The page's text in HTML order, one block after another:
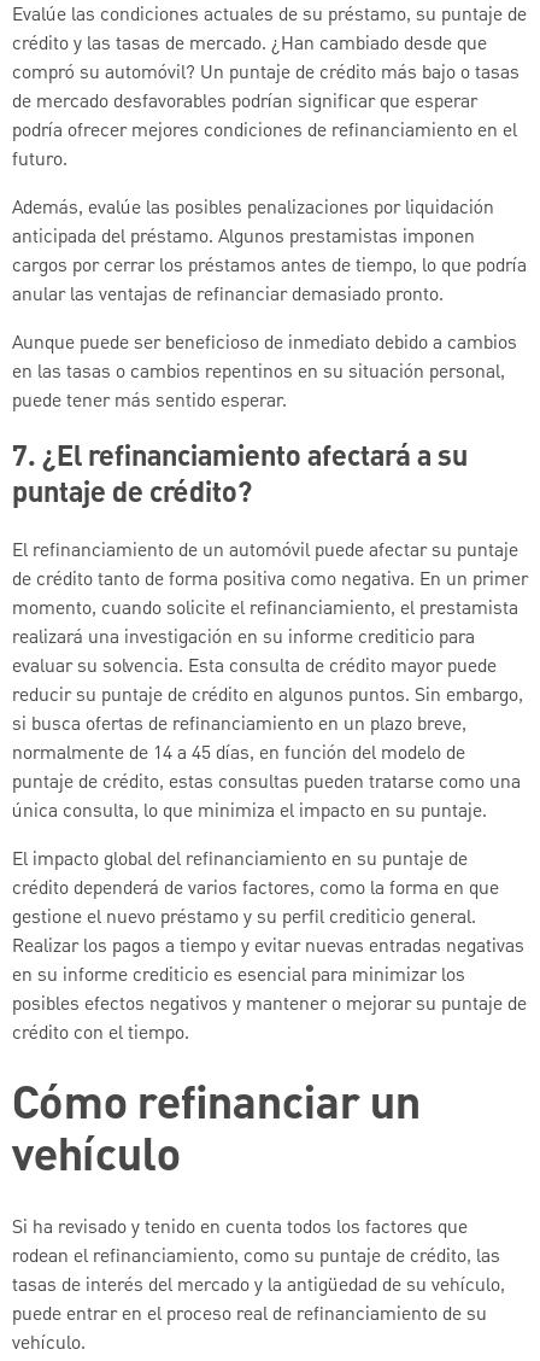
Evalúe las condiciones actuales de su préstamo, su puntaje de
crédito y las tasas de mercado. ¿Han cambiado desde que
compró su automóvil? Un puntaje de crédito más bajo o tasas
de mercado desfavorables podrían significar que esperar
podría ofrecer mejores condiciones de refinanciamiento en el
futuro.
Además, evalúe las posibles penalizaciones por liquidación
anticipada del préstamo. Algunos prestamistas imponen
cargos por cerrar los préstamos antes de tiempo, lo que podría
anular las ventajas de refinanciar demasiado pronto.
Aunque puede ser beneficioso de inmediato debido a cambios
en las tasas o cambios repentinos en su situación personal,
puede tener más sentido esperar.
7. ¿El refinanciamiento afectará a su
puntaje de crédito?
El refinanciamiento de un automóvil puede afectar su puntaje
de crédito tanto de forma positiva como negativa. En un primer
momento, cuando solicite el refinanciamiento, el prestamista
realizará una investigación en su informe crediticio para
evaluar su solvencia. Esta consulta de crédito mayor puede
reducir su puntaje de crédito en algunos puntos. Sin embargo,
si busca ofertas de refinanciamiento en un plazo breve,
normalmente de 14 a 45 días, en función del modelo de
puntaje de crédito, estas consultas pueden tratarse como una
única consulta, lo que minimiza el impacto en su puntaje.
El impacto global del refinanciamiento en su puntaje de
crédito dependerá de varios factores, como la forma en que
gestione el nuevo préstamo y su perfil crediticio general.
Realizar los pagos a tiempo y evitar nuevas entradas negativas
en su informe crediticio es esencial para minimizar los
posibles efectos negativos y mantener o mejorar su puntaje de
crédito con el tiempo.
Cómo refinanciar un
vehículo
Si ha revisado y tenido en cuenta todos los factores que
rodean el refinanciamiento, como su puntaje de crédito, las
tasas de interés del mercado y la antigüedad de su vehículo,
puede entrar en el proceso real de refinanciamiento de su
vehículo.